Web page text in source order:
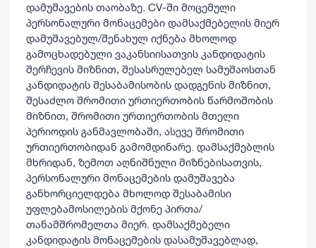
დამუშავების თაობაზე. CV-ში მოცემული
პერსონალური მონაცემები დამსაქმებელის მიერ
დამუშავებულ/შენახულ იქნება მხოლოდ
გამოცხადებული ვაკანსიისათვის კანდიდატის
შერჩევის მიზნით, შესასრულებელ სამუშაოსთან
კანდიდატის შესაბამისობის დადგენის მიზნით,
შესაძლო შრომითი ურთიერთობის წარმოშობის
მიზნით, შრომითი ურთიერთობის მთელი
პერიოდის განმავლობაში, ასევე შრომითი
ურთიერთობიდან გამომდინარე. დამსაქმებლის
მხრიდან, ზემოთ აღნიშნული მიზნებისათვის,
პერსონალური მონაცემების დამუშავება
განხორციელდება მხოლოდ შესაბამისი
უფლებამოსილების მქონე პირთა/
თანამშრომელთა მიერ. დამსაქმებელი
კანდიდატის მონაცემების დასამუშავებლად,